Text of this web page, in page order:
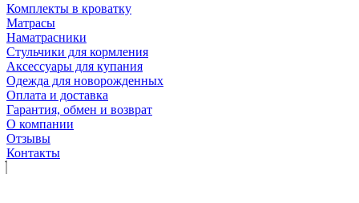
Комплекты в кроватку
Матрасы
Наматрасники
Стульчики для кормления
Аксессуары для купания
Одежда для новорожденных
Оплата и доставка
Гарантия, обмен и возврат
О компании
Отзывы
Контакты